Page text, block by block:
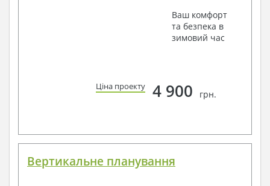
Ваш комфорт
та безпека в
зимовий час
Ціна проекту 4 900 грн.
Вертикальне планування